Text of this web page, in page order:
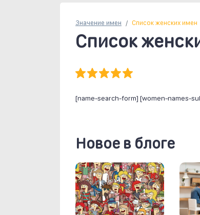
Значение имен Список женских имен
Список
[name-search-form] [women-names-
Новое в блоге